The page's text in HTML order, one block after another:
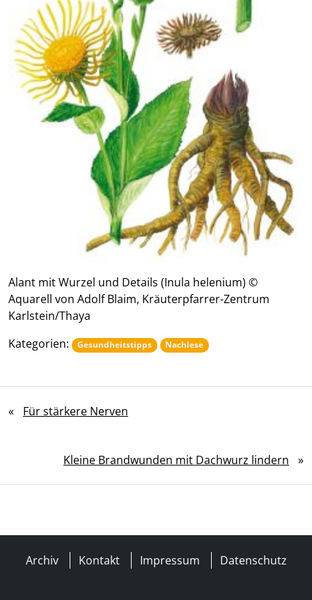
Alant mit Wurzel und Details (Inula helenium) ©
Aquarell von Adolf Blaim, Kräuterpfarrer-Zentrum
Karlstein/Thaya
Kategorien:
Gesundheitstipps Nachlese
« Für stärkere Nerven
Kleine Brandwunden mit Dachwurz lindern »
Archiv Kontakt Impressum Datenschutz